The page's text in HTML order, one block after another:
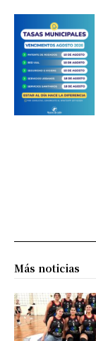
Más noticias